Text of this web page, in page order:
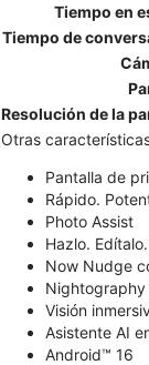
Tiempo en
Tiempo de
Resolución de la
Otras
​​​​​​​Pantalla de
Rápido.
Photo Assist
Hazlo.
Now Nudge
Visión
Asistente AI
Android™ 16